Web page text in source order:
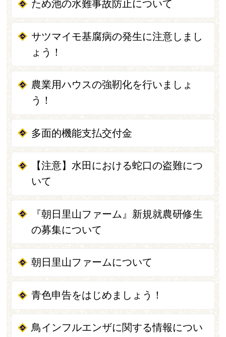
ため池の水難事故防止について
サツマイモ基腐病の発生に注意しまし
ょう！
農業用ハウスの強靭化を行いましょ
う！
多面的機能支払交付金
【注意】水田における蛇口の盗難につ
いて
『朝日里山ファーム』新規就農研修生
の募集について
朝日里山ファームについて
青色申告をはじめましょう！
鳥インフルエンザに関する情報につい